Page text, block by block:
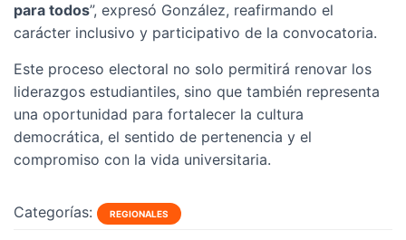
para todos”, expresó González, reafirmando el
carácter inclusivo y participativo de la convocatoria.
Este proceso electoral no solo permitirá renovar los
liderazgos estudiantiles, sino que también representa
una oportunidad para fortalecer la cultura
democrática, el sentido de pertenencia y el
compromiso con la vida universitaria.
Categorías: REGIONALES